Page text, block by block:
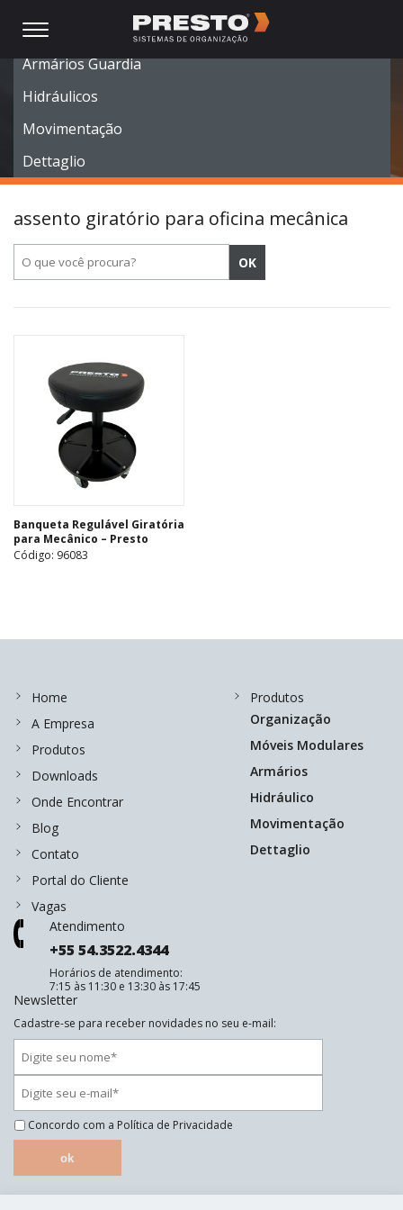
Móveis Modulares
Armários Guardia
Hidráulicos
Movimentação
Dettaglio
assento giratório para oficina mecânica
Banqueta Regulável Giratória
para Mecânico – Presto
Código: 96083
Home
A Empresa
Produtos
Downloads
Onde Encontrar
Blog
Contato
Portal do Cliente
Vagas
Produtos
Organização
Móveis Modulares
Armários
Hidráulico
Movimentação
Dettaglio
Atendimento
+55 54.3522.4344
Horários de atendimento:
7:15 às 11:30 e 13:30 às 17:45
Newsletter
Cadastre-se para receber novidades no seu e-mail:
Concordo com a Política de Privacidade
ok